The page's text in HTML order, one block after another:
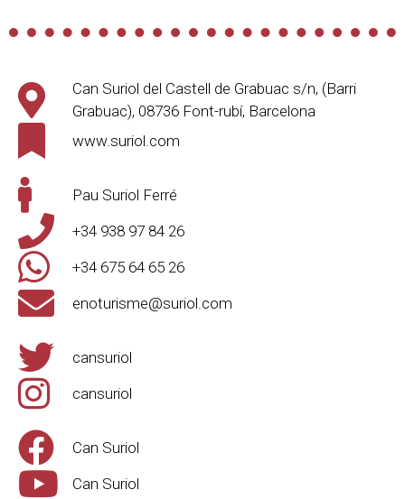
Can Suriol del Castell de Grabuac s/n, (Barri
Grabuac), 08736 Font-rubí, Barcelona
www.suriol.com
Pau Suriol Ferré
+34 938 97 84 26
+34 675 64 65 26
enoturisme@suriol.com
cansuriol
cansuriol
Can Suriol
Can Suriol